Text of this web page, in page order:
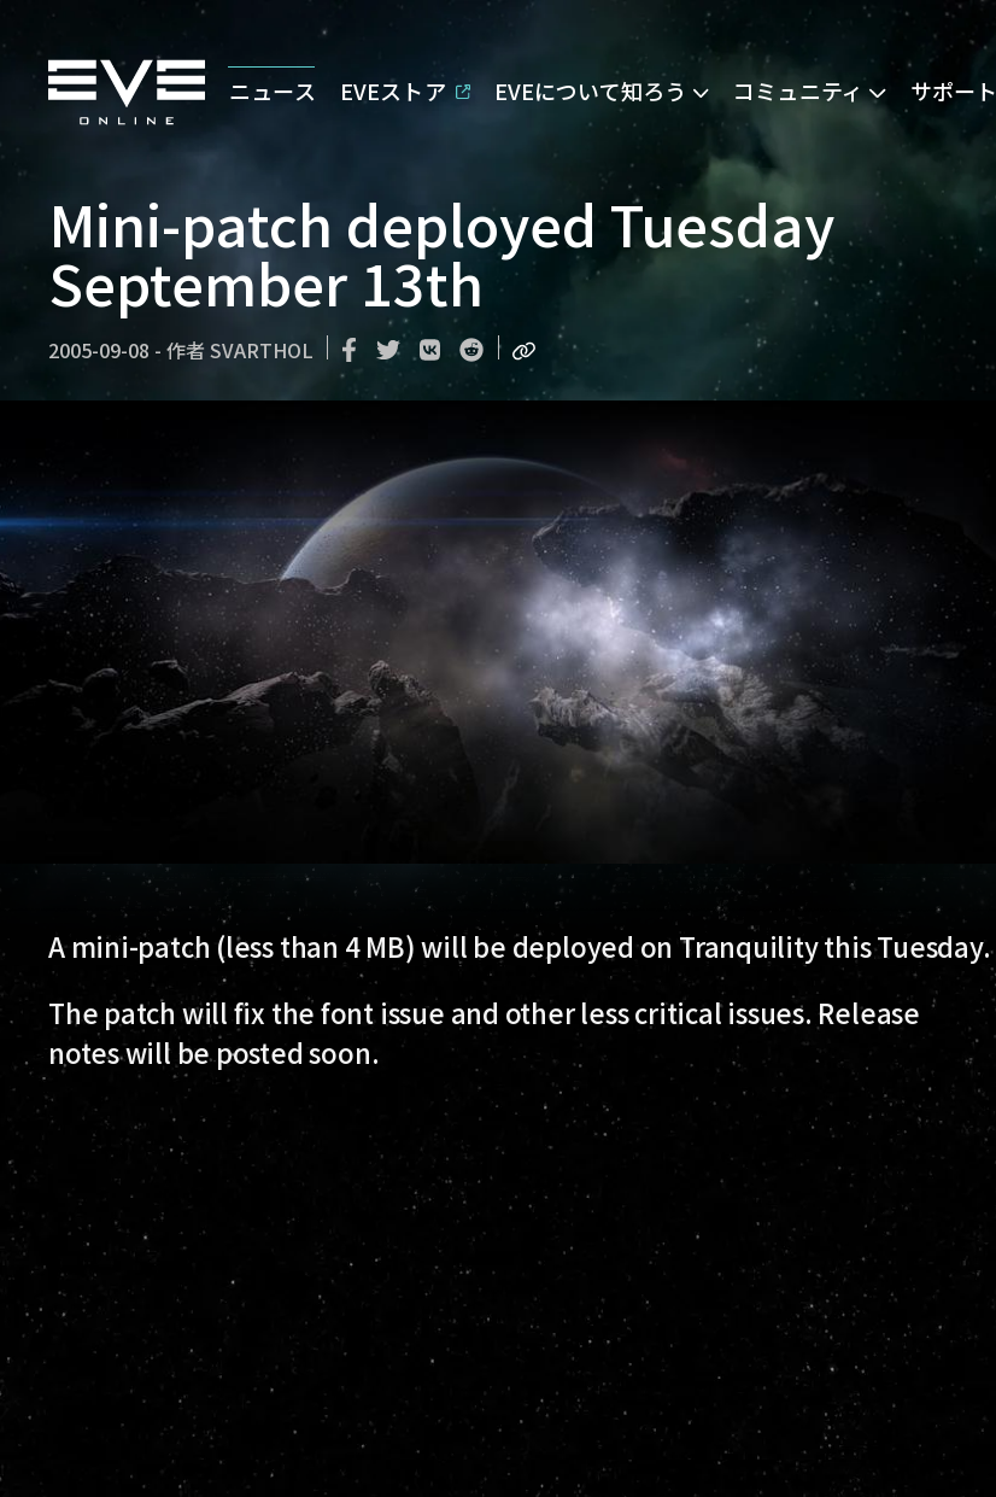
ニュース EVEストア EVEについて知ろう コミュニティ サポート
Mini-patch deployed Tuesday
September 13th
2005-09-08 - 作者 SVARTHOL
A mini-patch (less than 4 MB) will be deployed on Tranquility this Tuesday.
The patch will fix the font issue and other less critical issues. Release
notes will be posted soon.